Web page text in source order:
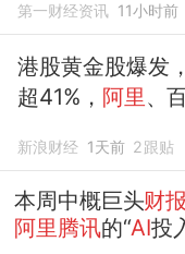
第一财经资讯 11小时前
港股黄金股爆发
超41%， 阿里、
新浪财经 1天前 2跟贴
本周中概巨头财
阿里腾讯的“AI投